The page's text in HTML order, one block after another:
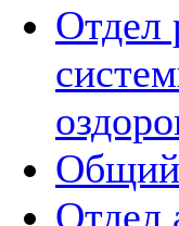
Отдел
Общий
Отдел